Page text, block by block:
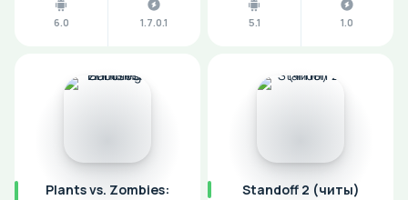
6.0 1.7.0.1 5.1 1.0
Plants vs. Zombies:
Standoff 2 (читы)